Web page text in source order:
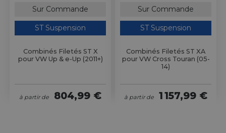
Sur Commande
ST Suspension
Combinés Filetés ST X
pour VW Up & e-Up (2011+)
à partir de 804,99 €
Sur Commande
ST Suspension
Combinés Filetés ST XA
pour VW Cross Touran (05-
14)
à partir de 1 157,99 €